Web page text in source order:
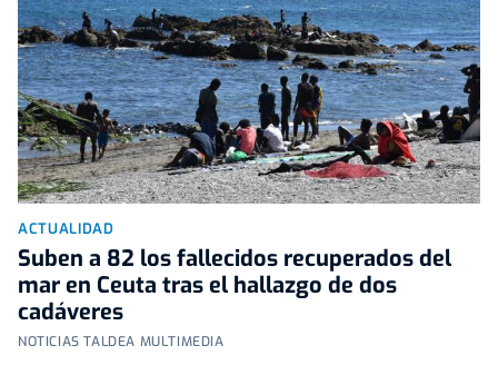
ACTUALIDAD
Suben a 82 los fallecidos recuperados del
mar en Ceuta tras el hallazgo de dos
cadáveres
NOTICIAS TALDEA MULTIMEDIA